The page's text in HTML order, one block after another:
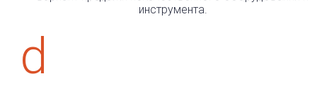
инструмента.
d